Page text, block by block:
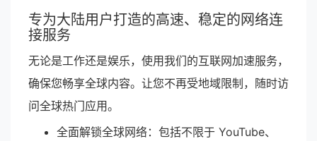
专为大陆用户打造的高速、稳定的网络连
接服务
无论是工作还是娱乐，使用我们的互联网加速服务，
确保您畅享全球内容。让您不再受地域限制，随时访
问全球热门应用。
全面解锁全球网络：包括不限于 YouTube、